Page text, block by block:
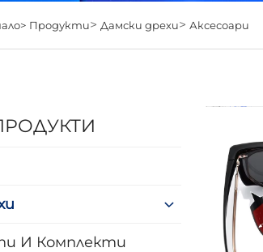
Продукти> Дамски дрехи> Аксесоари
И Комплекти